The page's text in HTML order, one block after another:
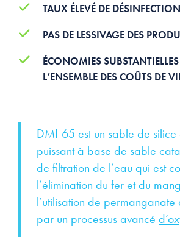
TAUX ÉLEVÉ DE
PAS DE LESSIVAGE DES
ÉCONOMIES
L’ENSEMBLE DES COÛTS DE
DMI-65 est un sable de silice
puissant à base de sable
de filtration de l’eau qui est
l’élimination du fer et du
l’utilisation de permanganate
par un processus avancé